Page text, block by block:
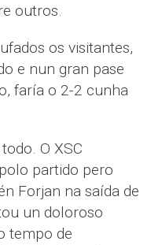
outros.
os visitantes,
e nun gran pase
faría o 2-2 cunha
O XSC
partido pero
Forjan na saída de
un doloroso
tempo de